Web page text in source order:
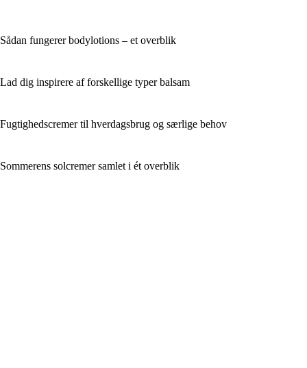
Sådan fungerer bodylotions – et overblik
Lad dig inspirere af forskellige typer balsam
Fugtighedscremer til hverdagsbrug og særlige behov
Sommerens solcremer samlet i ét overblik